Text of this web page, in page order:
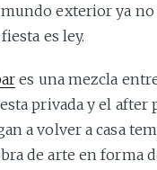
exterior ya
es ley.
es una mezcla
privada y el after
a volver a casa
de arte en forma